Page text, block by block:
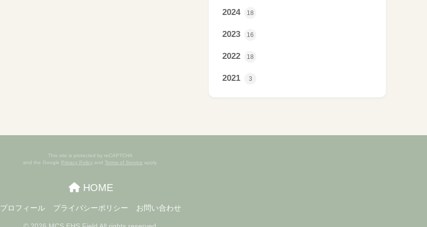
2024 18
2023 16
2022 18
2021 3
This site is protected by reCAPTCHA
and the Google Privacy Policy andTerms of Service apply.
HOME
プロフィール プライバシーポリシー お問い合わせ